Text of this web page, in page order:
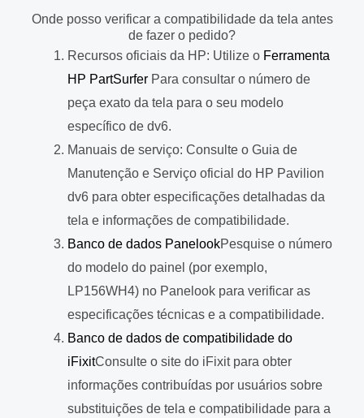
Onde posso verificar a compatibilidade da tela antes
de fazer o pedido?
Recursos oficiais da HP: Utilize o Ferramenta
HP PartSurfer Para consultar o número de
peça exato da tela para o seu modelo
específico de dv6.
Manuais de serviço: Consulte o Guia de
Manutenção e Serviço oficial do HP Pavilion
dv6 para obter especificações detalhadas da
tela e informações de compatibilidade.
Banco de dados PanelookPesquise o número
do modelo do painel (por exemplo,
LP156WH4) no Panelook para verificar as
especificações técnicas e a compatibilidade.
Banco de dados de compatibilidade do
iFixitConsulte o site do iFixit para obter
informações contribuídas por usuários sobre
substituições de tela e compatibilidade para a